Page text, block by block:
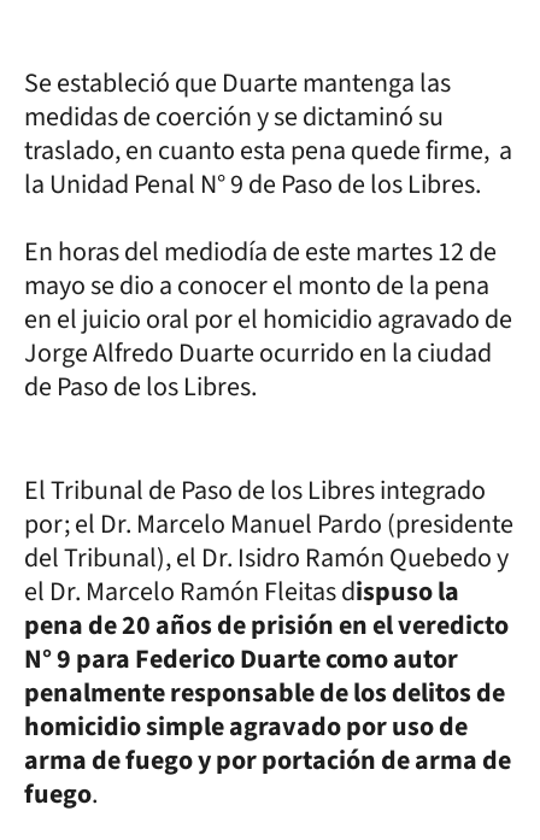
Se estableció que Duarte mantenga las
medidas de coerción y se dictaminó su
traslado, en cuanto esta pena quede firme, a
la Unidad Penal N° 9 de Paso de los Libres.
En horas del mediodía de este martes 12 de
mayo se dio a conocer el monto de la pena
en el juicio oral por el homicidio agravado de
Jorge Alfredo Duarte ocurrido en la ciudad
de Paso de los Libres.
El Tribunal de Paso de los Libres integrado
por; el Dr. Marcelo Manuel Pardo (presidente
del Tribunal), el Dr. Isidro Ramón Quebedo y
el Dr. Marcelo Ramón Fleitas dispuso la
pena de 20 años de prisión en el veredicto
N° 9 para Federico Duarte como autor
penalmente responsable de los delitos de
homicidio simple agravado por uso de
arma de fuego y por portación de arma de
fuego.